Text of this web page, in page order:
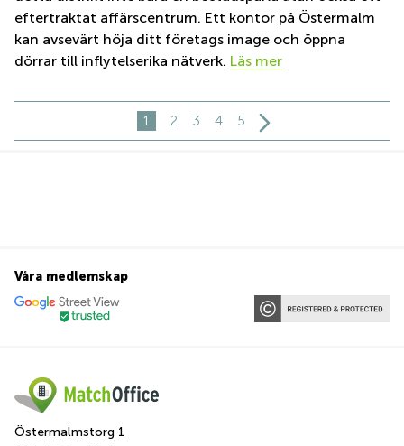
eftertraktat affärscentrum. Ett kontor på Östermalm
kan avsevärt höja ditt företags image och öppna
dörrar till inflytelserika nätverk. Läs mer
1 2 3 4 5
Våra medlemskap
Östermalmstorg 1